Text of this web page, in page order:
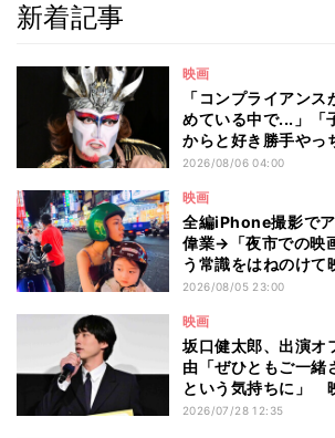
新着記事
映画
「コンプライアン
めている中で...」「
からと好き勝手や
ン閣下が語る映画『
2026/08/06 04:00
映画
全編iPhone撮影で
偉業→「夜市での映
う常識をはねのけて
ル"とは――ツォウ監
2026/08/05 23:00
映画
坂口健太郎、出演オ
由「ぜひともご一緒
という気持ちに」
知らない、』完成披
2026/07/28 12:35